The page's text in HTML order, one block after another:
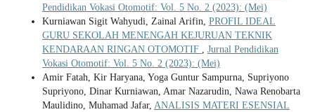
Pendidikan Vokasi Otomotif: Vol. 5 No. 2 (2023): (Mei)
Kurniawan Sigit Wahyudi, Zainal Arifin, PROFIL IDEAL
GURU SEKOLAH MENENGAH KEJURUAN TEKNIK
KENDARAAN RINGAN OTOMOTIF , Jurnal Pendidikan
Vokasi Otomotif: Vol. 5 No. 2 (2023): (Mei)
Amir Fatah, Kir Haryana, Yoga Guntur Sampurna, Supriyono
Supriyono, Dinar Kurniawan, Amar Nazarudin, Nawa Renobarta
Maulidino, Muhamad Jafar, ANALISIS MATERI ESENSIAL